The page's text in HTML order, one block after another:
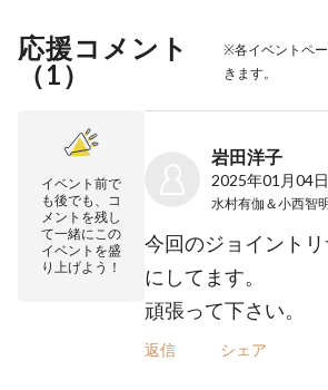
応援コメント
（1）
※各イベントペ
きます。
イベント前で
も後でも、コ
メントを残し
て一緒にこの
イベントを盛
り上げよう！
岩田洋子
2025年01月04日
今回のジョイント
にしてます。
頑張って下さい。
返信 シェア